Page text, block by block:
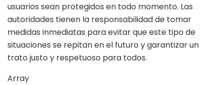
usuarios sean protegidos en todo momento. Las
autoridades tienen la responsabilidad de tomar
medidas inmediatas para evitar que este tipo de
situaciones se repitan en el futuro y garantizar un
trato justo y respetuoso para todos.
Array